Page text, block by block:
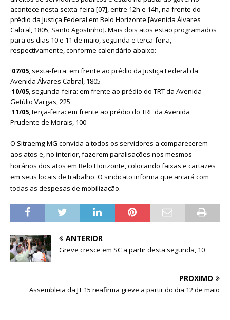
acontece nesta sexta-feira [07], entre 12h e 14h, na frente do
prédio da Justiça Federal em Belo Horizonte [Avenida Álvares
Cabral, 1805, Santo Agostinho]. Mais dois atos estão programados
para os dias 10 e 11 de maio, segunda e terça-feira,
respectivamente, conforme calendário abaixo:
·07/05, sexta-feira: em frente ao prédio da Justiça Federal da
Avenida Álvares Cabral, 1805
·10/05, segunda-feira: em frente ao prédio do TRT da Avenida
Getúlio Vargas, 225
·11/05, terça-feira: em frente ao prédio do TRE da Avenida
Prudente de Morais, 100
O Sitraemg-MG convida a todos os servidores a comparecerem
aos atos e, no interior, fazerem paralisações nos mesmos
horários dos atos em Belo Horizonte, colocando faixas e cartazes
em seus locais de trabalho. O sindicato informa que arcará com
todas as despesas de mobilização.
ANTERIOR
Greve cresce em SC a partir desta segunda, 10
PRÓXIMO
Assembleia da JT 15 reafirma greve a partir do dia 12 de maio